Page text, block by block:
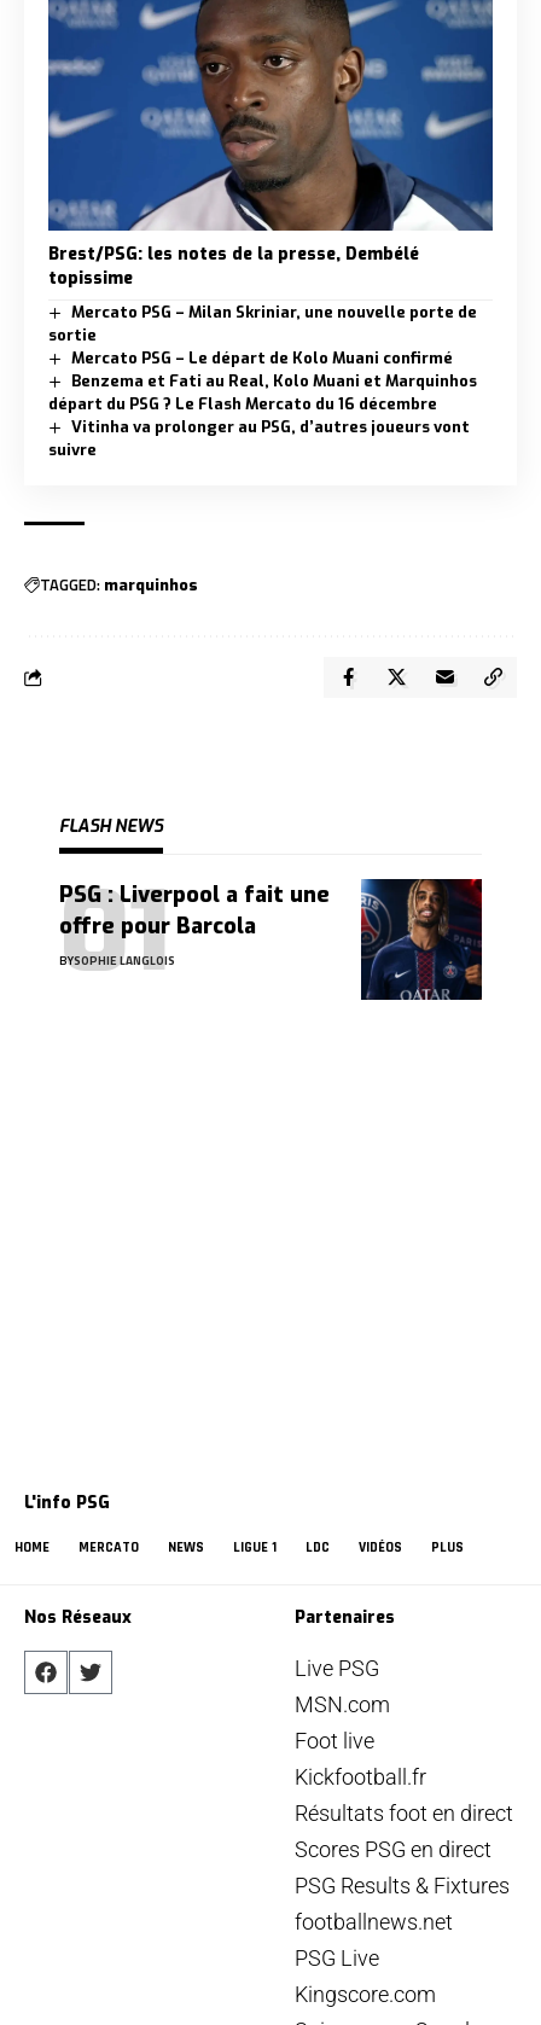
Brest/PSG: les notes de la presse, Dembélé
topissime
Mercato PSG – Milan Skriniar, une nouvelle porte de
sortie
Mercato PSG – Le départ de Kolo Muani confirmé
Benzema et Fati au Real, Kolo Muani et Marquinhos
départ du PSG ? Le Flash Mercato du 16 décembre
Vitinha va prolonger au PSG, d’autres joueurs vont
suivre
TAGGED: marquinhos
FLASH NEWS
PSG : Liverpool a fait une
offre pour Barcola
BYSOPHIE LANGLOIS
L'info PSG
HOME MERCATO NEWS LIGUE 1 LDC VIDÉOS PLUS
Nos Réseaux Partenaires
Live PSG
MSN.com
Foot live
Kickfootball.fr
Résultats foot en direct
Scores PSG en direct
PSG Results & Fixtures
footballnews.net
PSG Live
Kingscore.com